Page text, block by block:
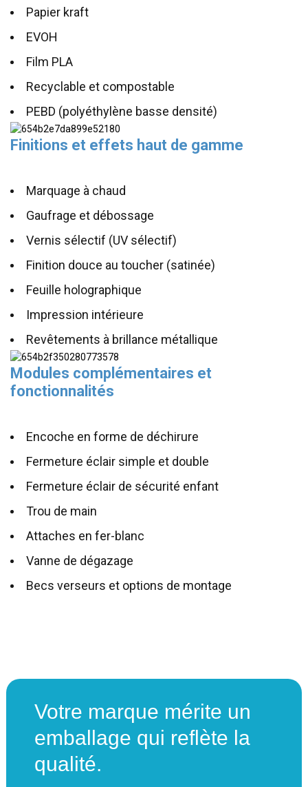
Papier kraft
EVOH
Film PLA
Recyclable et compostable
PEBD (polyéthylène basse densité)
Finitions et effets haut de gamme
Marquage à chaud
Gaufrage et débossage
Vernis sélectif (UV sélectif)
Finition douce au toucher (satinée)
Feuille holographique
Impression intérieure
Revêtements à brillance métallique
Modules complémentaires et
fonctionnalités
Encoche en forme de déchirure
Fermeture éclair simple et double
Fermeture éclair de sécurité enfant
Trou de main
Attaches en fer-blanc
Vanne de dégazage
Becs verseurs et options de montage
Votre marque mérite un
emballage qui reflète la
qualité.